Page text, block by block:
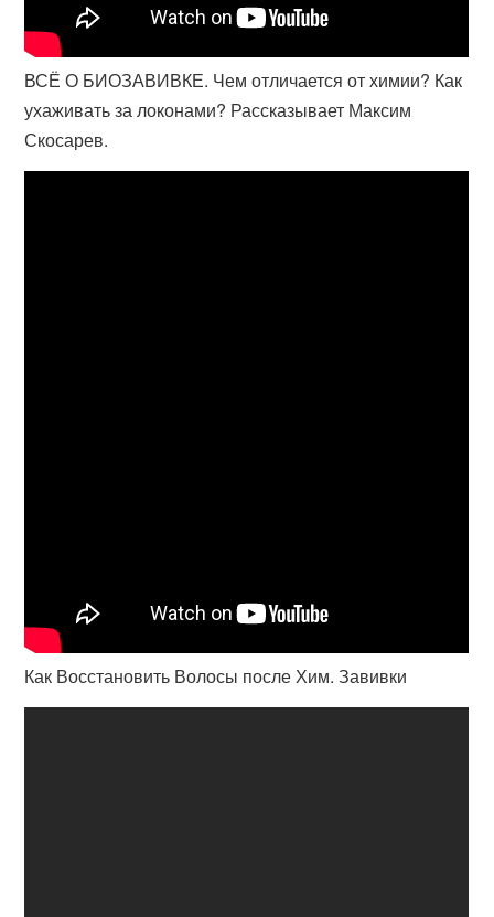
ВСЁ О БИОЗАВИВКЕ. Чем отличается от химии? Как
ухаживать за локонами? Рассказывает Максим
Скосарев.
Как Восстановить Волосы после Хим. Завивки